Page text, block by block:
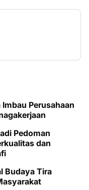
Perusahaan
Pedoman
dan
Budaya Tira